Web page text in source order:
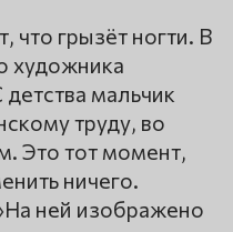
что грызёт ногти. В
художника
мальчик
труду, во
Это тот момент,
ничего.
ней изображено